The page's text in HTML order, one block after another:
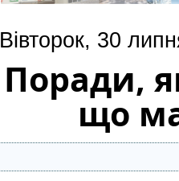
Вівторок, 30
Поради,
що